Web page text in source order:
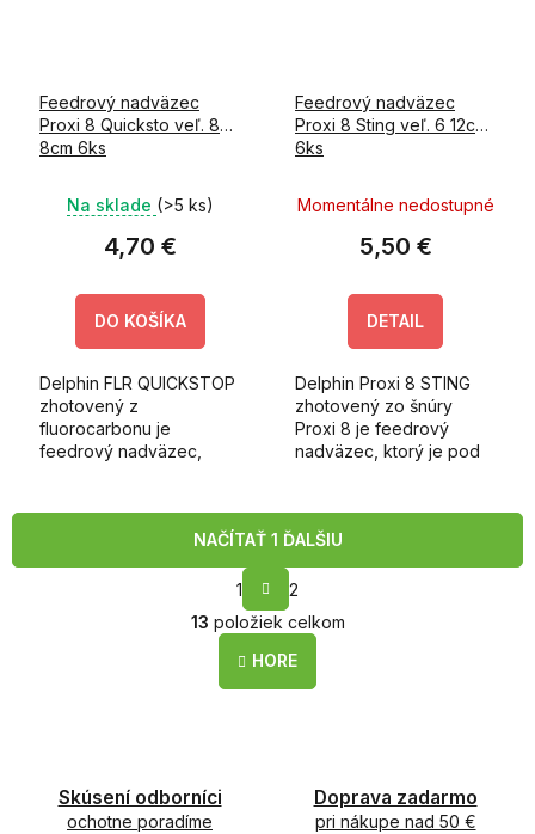
Feedrový nadväzec
Proxi 8 Quicksto veľ. 8
8cm 6ks
Na sklade (>5 ks)
4,70 €
DO KOŠÍKA
Delphin FLR QUICKSTOP
zhotovený z
fluorocarbonu je
feedrový nadväzec,
Feedrový nadväzec
Proxi 8 Sting veľ. 6 12cm
6ks
Momentálne nedostupné
5,50 €
DETAIL
Delphin Proxi 8 STING
zhotovený zo šnúry
Proxi 8 je feedrový
nadväzec, ktorý je pod
O
v
l
NAČÍTAŤ 1 ĎALŠIU
t
r
á
n
1
2
13 položiek celkom
HORE
Skúsení odborníci
ochotne poradíme
Doprava zadarmo
pri nákupe nad 50 €